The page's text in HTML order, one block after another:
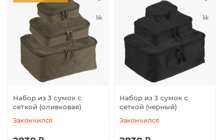
Набор из 3 сумок с
сеткой (оливковая)
Закончился
Набор из 3 сумок с
сеткой (черный)
Закончился